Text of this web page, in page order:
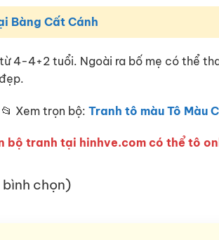
Bàng Cất Cánh
4-4+2 tuổi. Ngoài ra bố mẹ có thể
📂 Xem trọn bộ: Tranh tô màu Tô Màu
bộ tranh tại hinhve.com có thể tô
chọn)